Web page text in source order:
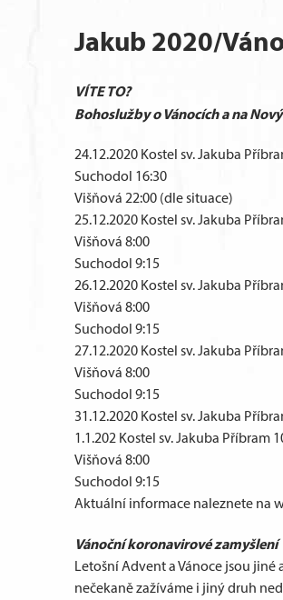
Jakub 2020/
VÍTE TO?
Bohoslužby o Vánocích a na
24.12.2020 Kostel sv. Jakuba
Suchodol 16:30
Višňová 22:00 (dle situace)
25.12.2020 Kostel sv. Jakuba
Višňová 8:00
Suchodol 9:15
26.12.2020 Kostel sv. Jakuba
Višňová 8:00
Suchodol 9:15
27.12.2020 Kostel sv. Jakuba
Višňová 8:00
Suchodol 9:15
31.12.2020 Kostel sv. Jakuba
1.1.202 Kostel sv. Jakuba Příbram
Višňová 8:00
Suchodol 9:15
Aktuální informace naleznete na
Vánoční koronavirové zamyšlení
Letošní Advent a Vánoce jsou
nečekaně zažíváme i jiný druh